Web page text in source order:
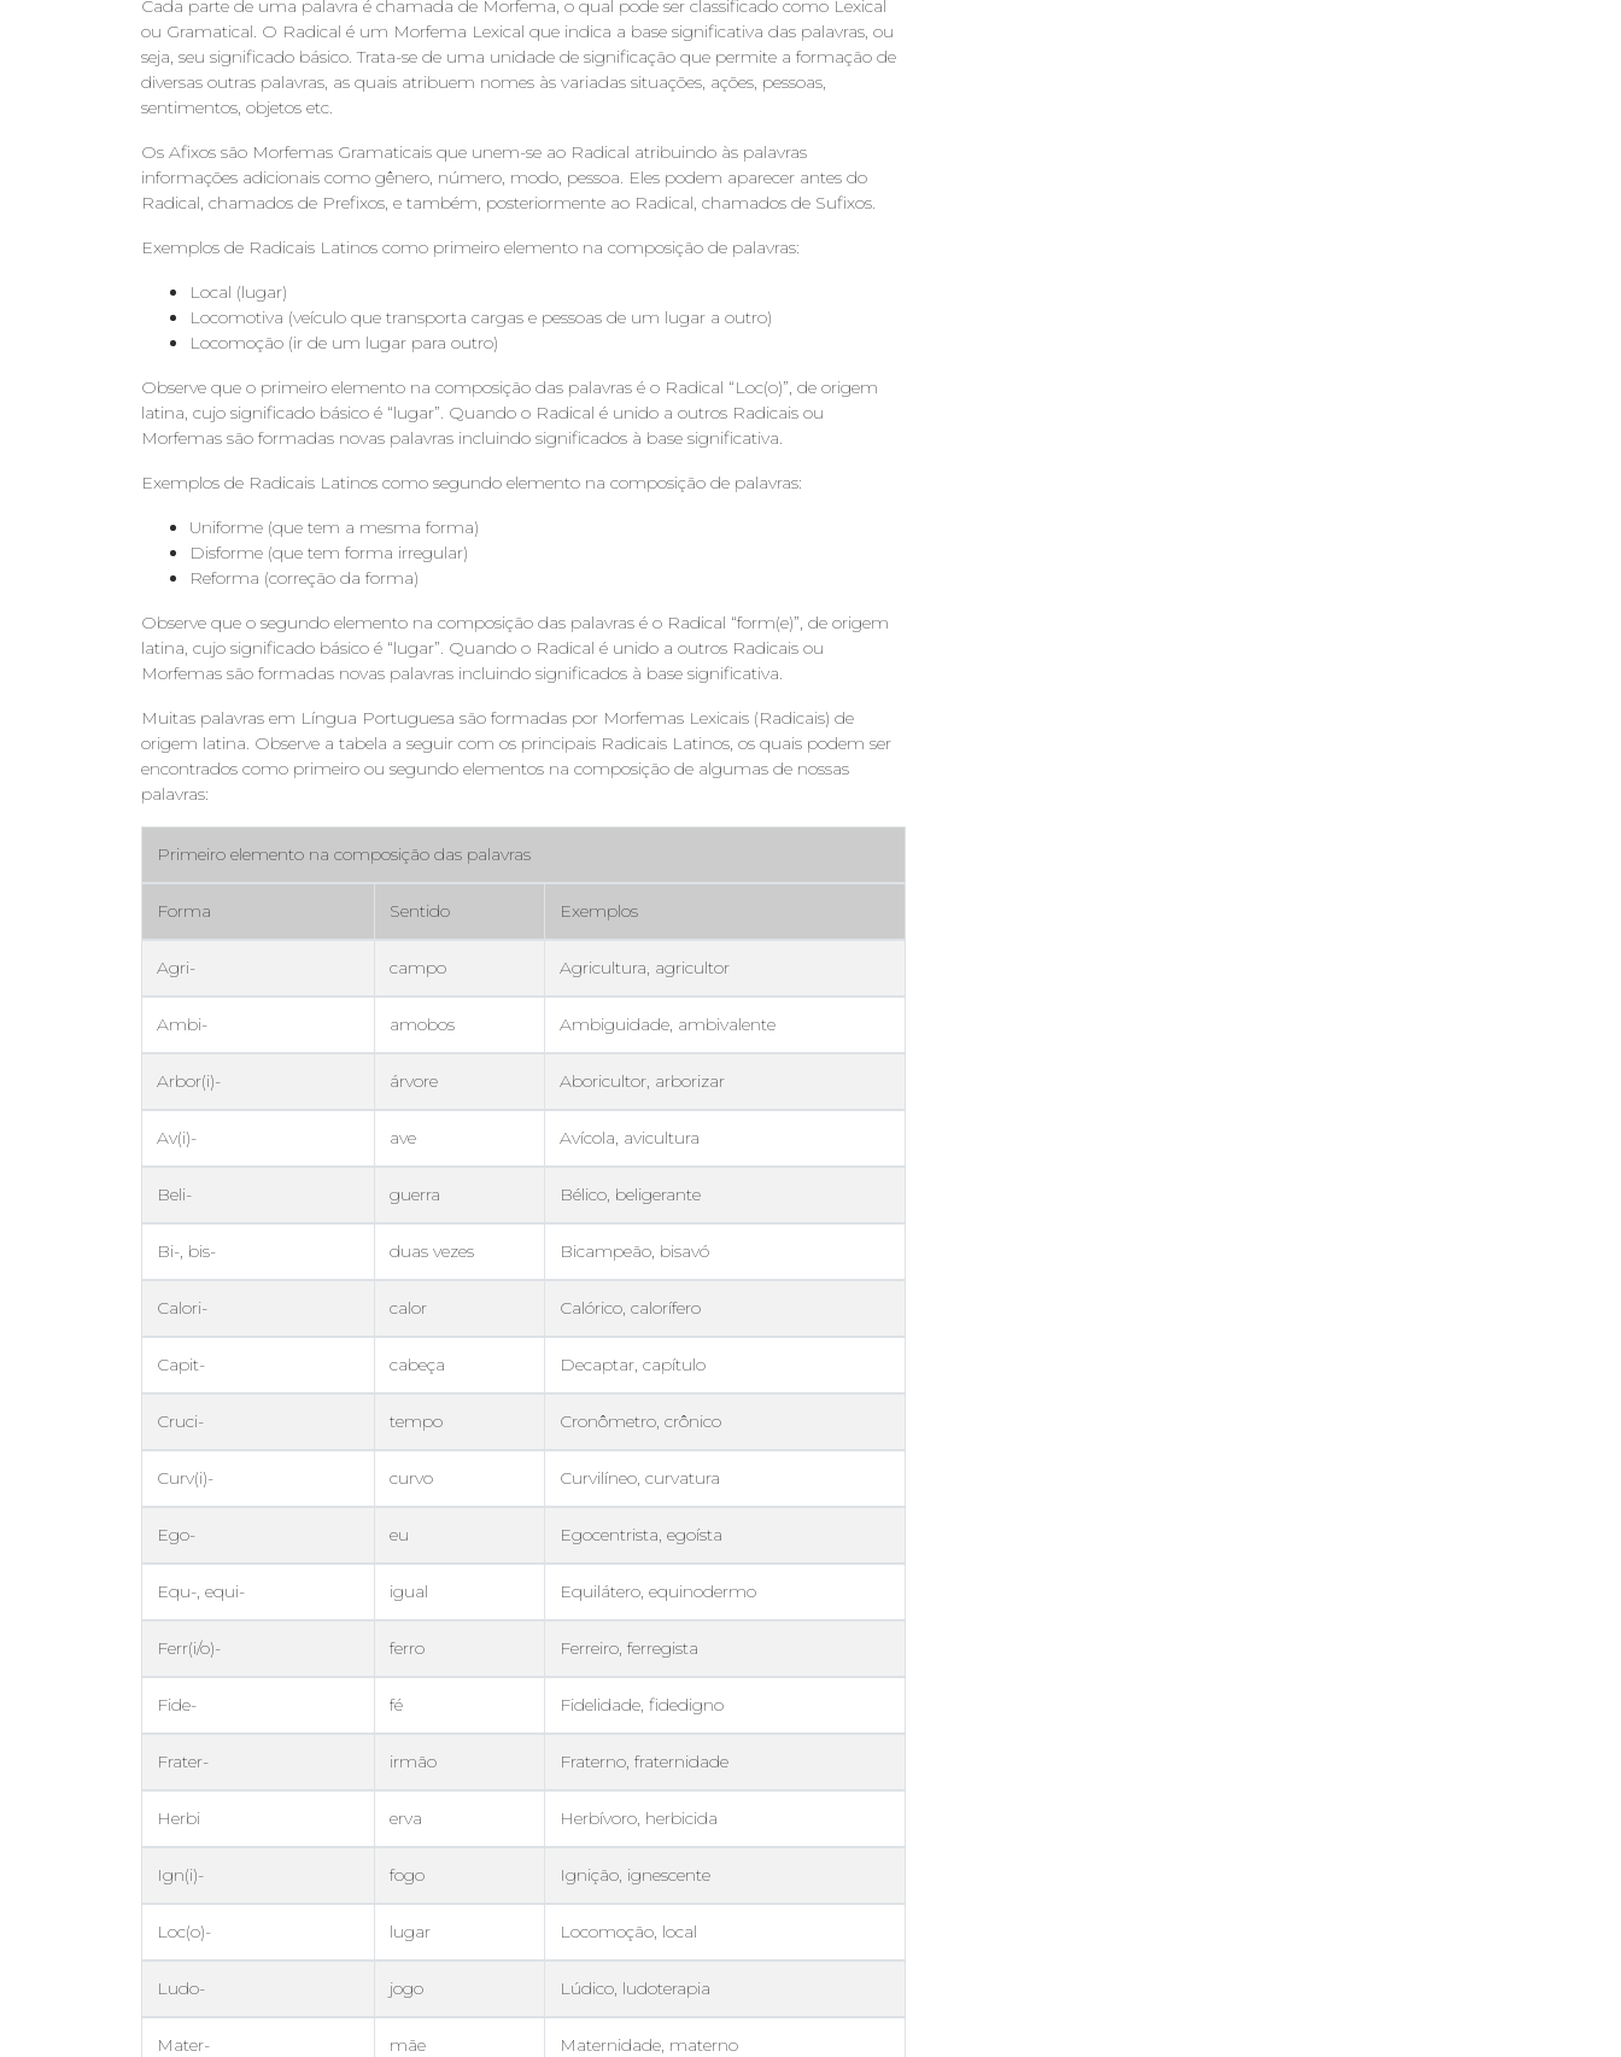
Cada parte de uma palavra é chamada de Morfema, o qual pode ser classificado como Lexical
ou Gramatical. O Radical é um Morfema Lexical que indica a base significativa das palavras, ou
seja, seu significado básico. Trata-se de uma unidade de significação que permite a formação de
diversas outras palavras, as quais atribuem nomes às variadas situações, ações, pessoas,
sentimentos, objetos etc.
Os Afixos são Morfemas Gramaticais que unem-se ao Radical atribuindo às palavras
informações adicionais como gênero, número, modo, pessoa. Eles podem aparecer antes do
Radical, chamados de Prefixos, e também, posteriormente ao Radical, chamados de Sufixos.
Exemplos de Radicais Latinos como primeiro elemento na composição de palavras:
Local (lugar)
Locomotiva (veículo que transporta cargas e pessoas de um lugar a outro)
Locomoção (ir de um lugar para outro)
Observe que o primeiro elemento na composição das palavras é o Radical “Loc(o)”, de origem
latina, cujo significado básico é “lugar”. Quando o Radical é unido a outros Radicais ou
Morfemas são formadas novas palavras incluindo significados à base significativa.
Exemplos de Radicais Latinos como segundo elemento na composição de palavras:
Uniforme (que tem a mesma forma)
Disforme (que tem forma irregular)
Reforma (correção da forma)
Observe que o segundo elemento na composição das palavras é o Radical “form(e)”, de origem
latina, cujo significado básico é “lugar”. Quando o Radical é unido a outros Radicais ou
Morfemas são formadas novas palavras incluindo significados à base significativa.
Muitas palavras em Língua Portuguesa são formadas por Morfemas Lexicais (Radicais) de
origem latina. Observe a tabela a seguir com os principais Radicais Latinos, os quais podem ser
encontrados como primeiro ou segundo elementos na composição de algumas de nossas
palavras:
Primeiro elemento na composição das palavras
Forma Sentido Exemplos
Agri- campo Agricultura, agricultor
Ambi- amobos Ambiguidade, ambivalente
Arbor(i)- árvore Aboricultor, arborizar
Av(i)- ave Avícola, avicultura
Beli- guerra Bélico, beligerante
Bi-, bis- duas vezes Bicampeão, bisavó
Calori- calor Calórico, calorífero
Capit- cabeça Decaptar, capítulo
Cruci- tempo Cronômetro, crônico
Curv(i)- curvo Curvilíneo, curvatura
Ego- eu Egocentrista, egoísta
Equ-, equi- igual Equilátero, equinodermo
Ferr(i/o)- ferro Ferreiro, ferregista
Fide- fé Fidelidade, fidedigno
Frater- irmão Fraterno, fraternidade
Herbi erva Herbívoro, herbicida
Ign(i)- fogo Ignição, ignescente
Loc(o)- lugar Locomoção, local
Ludo- jogo Lúdico, ludoterapia
Mater- mãe Maternidade, materno